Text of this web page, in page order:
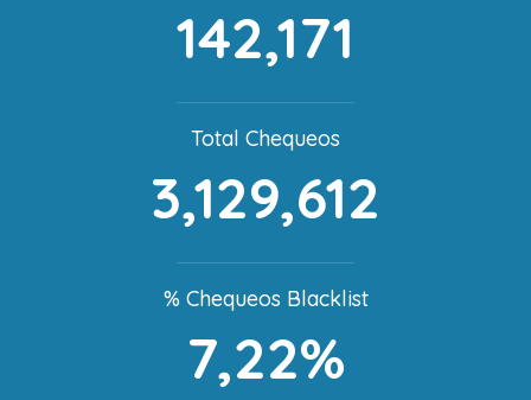
142,171
Total Chequeos
3,129,612
% Chequeos Blacklist
7,22%